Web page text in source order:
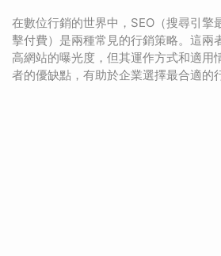
在數位行銷的世界中，SEO（搜尋引擎
擊付費）是兩種常見的行銷策略。這兩
高網站的曝光度，但其運作方式和適用
者的優缺點，有助於企業選擇最合適的